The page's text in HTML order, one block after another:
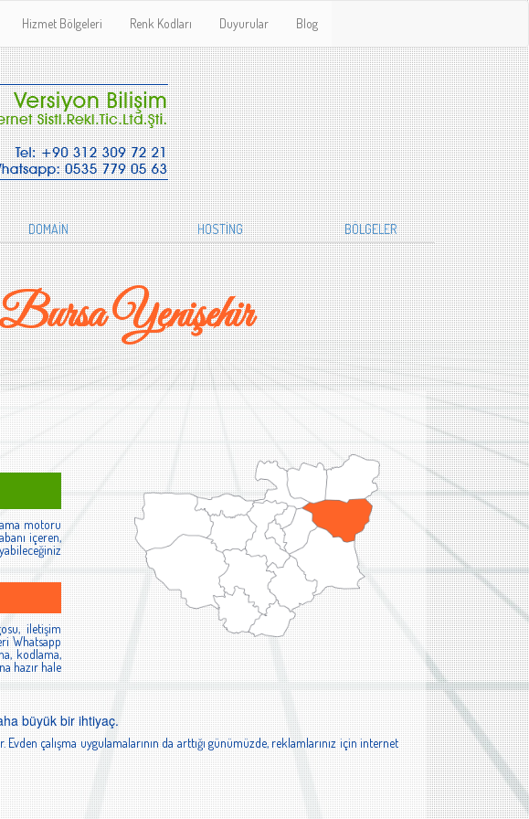
Hizmet Bölgeleri Renk Kodları Duyurular Blog
DOMAİN HOSTİNG BÖLGELER
Yenişehir
motoru
içeren,
iletişim
Whatsapp
kodlama,
hazır hale
büyük bir ihtiyaç.
çalışma uygulamalarının da arttığı günümüzde, reklamlarınız için internet